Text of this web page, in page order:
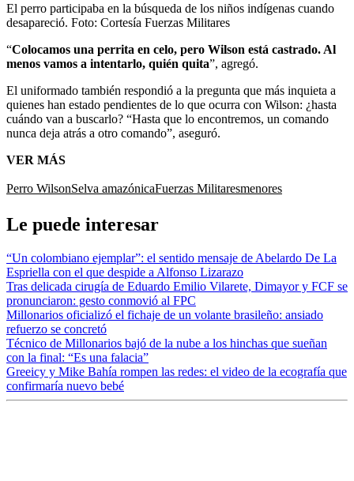
El perro participaba en la búsqueda de los niños indígenas cuando
desapareció. Foto: Cortesía Fuerzas Militares
“Colocamos una perrita en celo, pero Wilson está castrado. Al
menos vamos a intentarlo, quién quita”, agregó.
El uniformado también respondió a la pregunta que más inquieta a
quienes han estado pendientes de lo que ocurra con Wilson: ¿hasta
cuándo van a buscarlo? “Hasta que lo encontremos, un comando
nunca deja atrás a otro comando”, aseguró.
VER MÁS
Perro WilsonSelva amazónicaFuerzas Militaresmenores
Le puede interesar
“Un colombiano ejemplar”: el sentido mensaje de Abelardo De La
Espriella con el que despide a Alfonso Lizarazo
Tras delicada cirugía de Eduardo Emilio Vilarete, Dimayor y FCF se
pronunciaron: gesto conmovió al FPC
Millonarios oficializó el fichaje de un volante brasileño: ansiado
refuerzo se concretó
Técnico de Millonarios bajó de la nube a los hinchas que sueñan
con la final: “Es una falacia”
Greeicy y Mike Bahía rompen las redes: el video de la ecografía que
confirmaría nuevo bebé